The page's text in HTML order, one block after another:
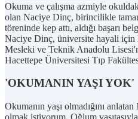
Okuma ve çalışma azmiyle
olan Naciye Dinç, birincilikle
töreninde kep attı, aldığı başarı
Naciye Dinç, üniversite hayali için
Mesleki ve Teknik Anadolu
Hacettepe Üniversitesi Tıp
'OKUMANIN YAŞI YOK'
Okumanın yaşı olmadığını